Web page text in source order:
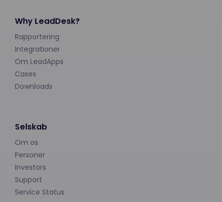
Why LeadDesk?
Rapportering
Integrationer
Om LeadApps
Cases
Downloads
Selskab
Om os
Personer
Investors
Support
Service Status